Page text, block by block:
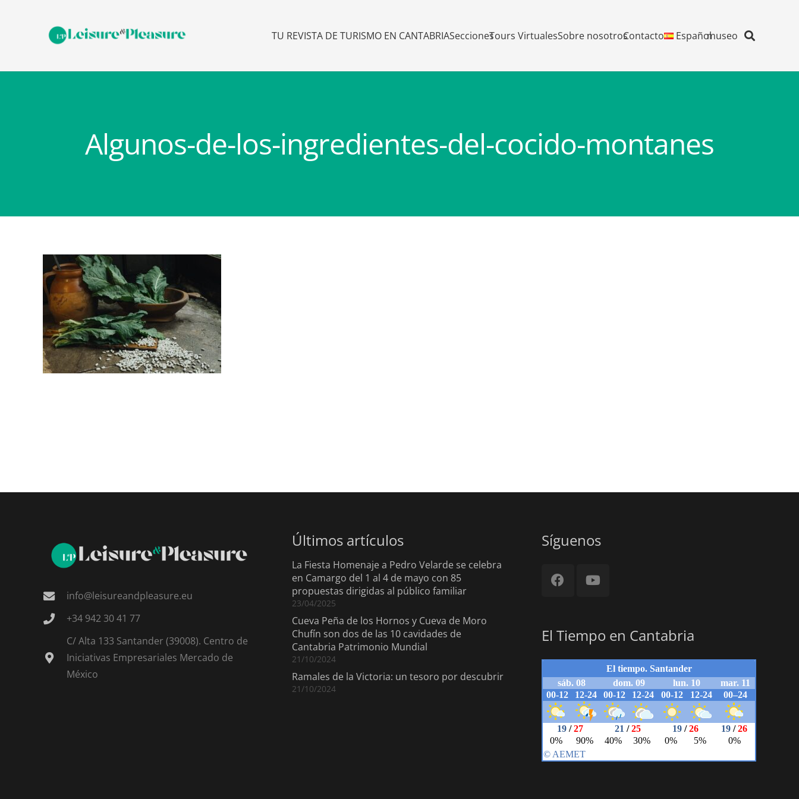
TU REVISTA DE TURISMO EN CANTABRIASeccionesTours VirtualesSobre nosotrosContacto Españolmuseo
Algunos-de-los-ingredientes-del-cocido-montanes
info@leisureandpleasure.eu
+34 942 30 41 77
C/ Alta 133 Santander (39008). Centro de
Iniciativas Empresariales Mercado de
México
Últimos artículos
La Fiesta Homenaje a Pedro Velarde se celebra
en Camargo del 1 al 4 de mayo con 85
propuestas dirigidas al público familiar
23/04/2025
Cueva Peña de los Hornos y Cueva de Moro
Chufín son dos de las 10 cavidades de
Cantabria Patrimonio Mundial
21/10/2024
Ramales de la Victoria: un tesoro por descubrir
21/10/2024
Síguenos
El Tiempo en Cantabria